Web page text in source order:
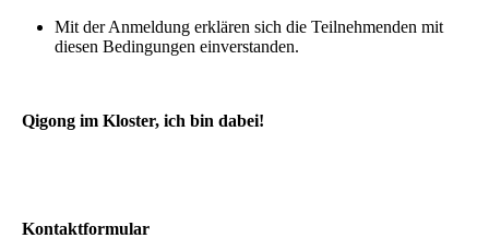
Mit derAnmeldung erklären sich die Teilnehmenden mit
diesen Bedingungen einverstanden.
Qigong im Kloster, ich bin dabei!
Kontaktformular